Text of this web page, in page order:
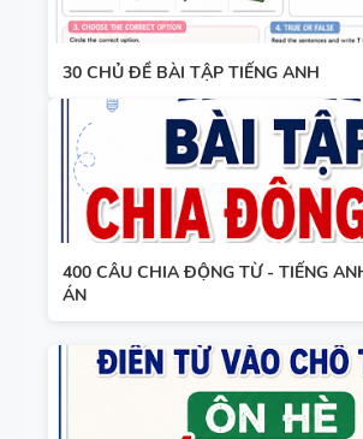
30 CHỦ ĐỀ BÀI TẬP TIẾNG ANH
400 CÂU CHIA ĐỘNG TỪ - TIẾNG
ÁN